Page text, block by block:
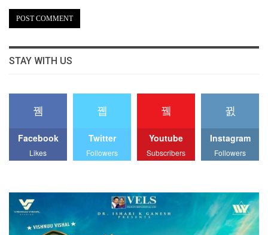
STAY WITH US
Facebook
Likes
Twitter
Followers
Youtube
Subscribers
Instagram
Followers